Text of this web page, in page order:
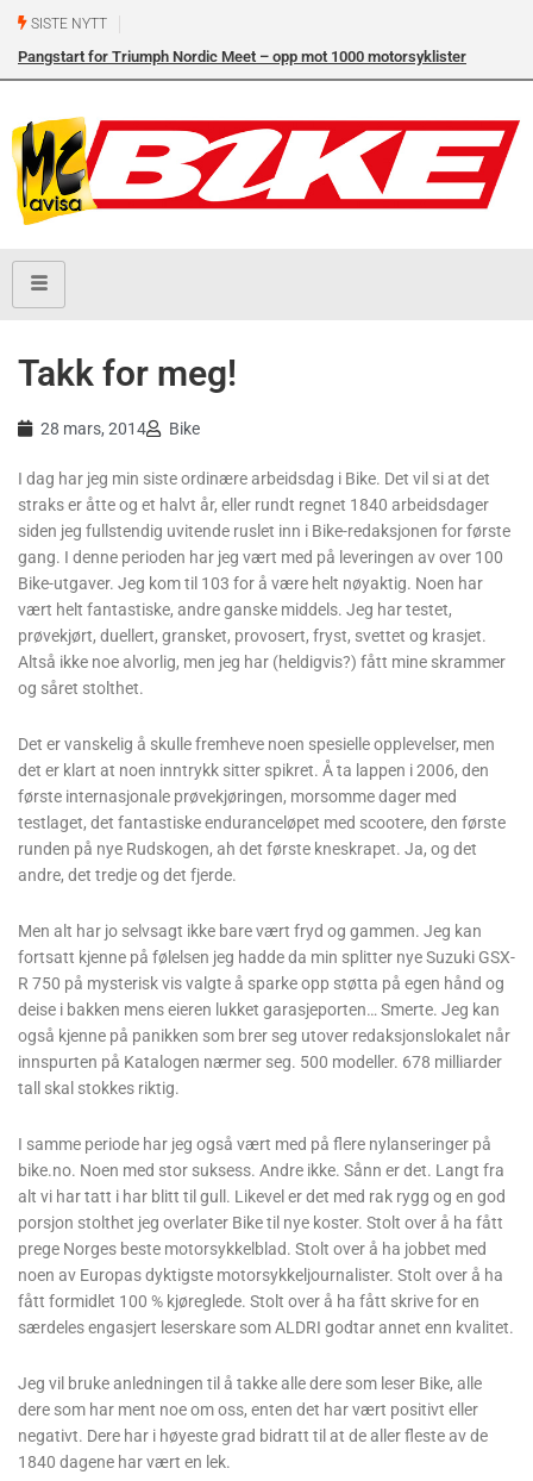
SISTE NYTT
Pangstart for Triumph Nordic Meet – opp mot 1000 motorsyklister
Takk for meg!
28 mars, 2014 Bike
I dag har jeg min siste ordinære arbeidsdag i Bike. Det vil si at det
straks er åtte og et halvt år, eller rundt regnet 1840 arbeidsdager
siden jeg fullstendig uvitende ruslet inn i Bike-redaksjonen for første
gang. I denne perioden har jeg vært med på leveringen av over 100
Bike-utgaver. Jeg kom til 103 for å være helt nøyaktig. Noen har
vært helt fantastiske, andre ganske middels. Jeg har testet,
prøvekjørt, duellert, gransket, provosert, fryst, svettet og krasjet.
Altså ikke noe alvorlig, men jeg har (heldigvis?) fått mine skrammer
og såret stolthet.
Det er vanskelig å skulle fremheve noen spesielle opplevelser, men
det er klart at noen inntrykk sitter spikret. Å ta lappen i 2006, den
første internasjonale prøvekjøringen, morsomme dager med
testlaget, det fantastiske enduranceløpet med scootere, den første
runden på nye Rudskogen, ah det første kneskrapet. Ja, og det
andre, det tredje og det fjerde.
Men alt har jo selvsagt ikke bare vært fryd og gammen. Jeg kan
fortsatt kjenne på følelsen jeg hadde da min splitter nye Suzuki GSX-
R 750 på mysterisk vis valgte å sparke opp støtta på egen hånd og
deise i bakken mens eieren lukket garasjeporten… Smerte. Jeg kan
også kjenne på panikken som brer seg utover redaksjonslokalet når
innspurten på Katalogen nærmer seg. 500 modeller. 678 milliarder
tall skal stokkes riktig.
I samme periode har jeg også vært med på flere nylanseringer på
bike.no. Noen med stor suksess. Andre ikke. Sånn er det. Langt fra
alt vi har tatt i har blitt til gull. Likevel er det med rak rygg og en god
porsjon stolthet jeg overlater Bike til nye koster. Stolt over å ha fått
prege Norges beste motorsykkelblad. Stolt over å ha jobbet med
noen av Europas dyktigste motorsykkeljournalister. Stolt over å ha
fått formidlet 100 % kjøreglede. Stolt over å ha fått skrive for en
særdeles engasjert leserskare som ALDRI godtar annet enn kvalitet.
Jeg vil bruke anledningen til å takke alle dere som leser Bike, alle
dere som har ment noe om oss, enten det har vært positivt eller
negativt. Dere har i høyeste grad bidratt til at de aller fleste av de
1840 dagene har vært en lek.